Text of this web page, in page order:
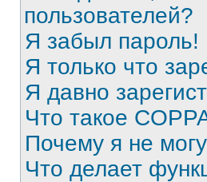
пользователей?
Я забыл пароль!
Я только что
Я давно
Что такое
Почему я не
Что делает